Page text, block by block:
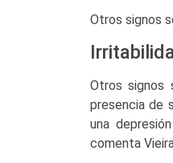
Otros signos
Otros signos
presencia de
una
comenta